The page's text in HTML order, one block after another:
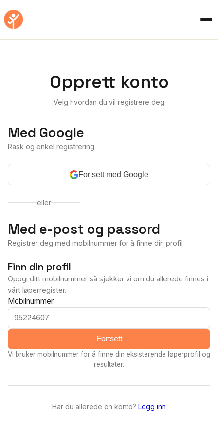
Opprett konto
Velg hvordan du vil registrere deg
Med Google
Rask og enkel registrering
Fortsett med Google
eller
Med e-post og passord
Registrer deg med mobilnummer for å finne din profil
Finn din profil
Oppgi ditt mobilnummer så sjekker vi om du allerede finnes i
vårt løperregister.
Mobilnummer
Fortsett
Vi bruker mobilnummer for å finne din eksisterende løperprofil og
resultater.
Har du allerede en konto? Logg inn